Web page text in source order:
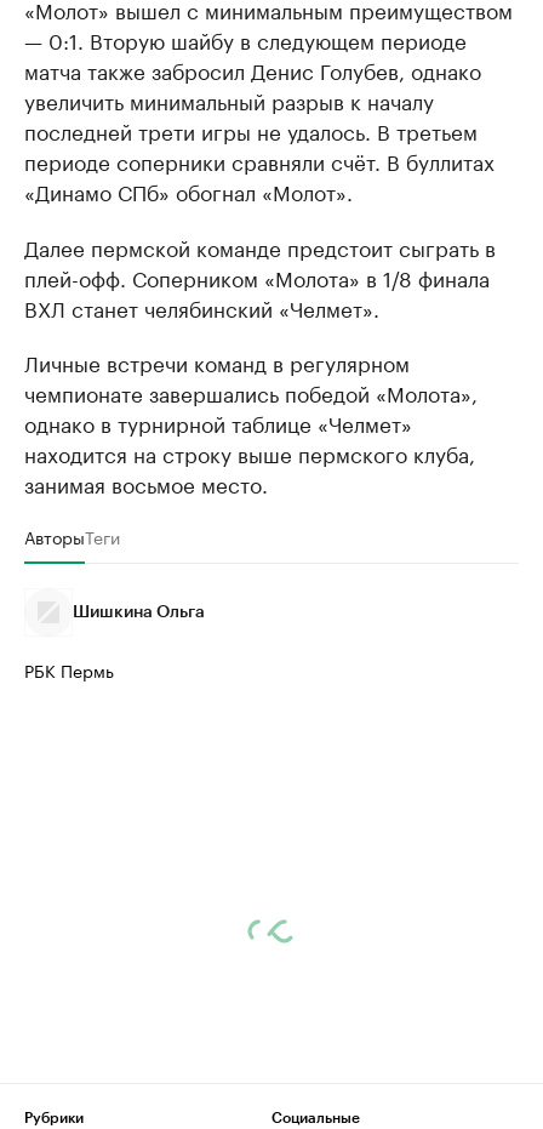
«Молот» вышел с минимальным преимуществом
— 0:1. Вторую шайбу в следующем периоде
матча также забросил Денис Голубев, однако
увеличить минимальный разрыв к началу
последней трети игры не удалось. В третьем
периоде соперники сравняли счёт. В буллитах
«Динамо СПб» обогнал «Молот».
Далее пермской команде предстоит сыграть в
плей-офф. Соперником «Молота» в 1/8 финала
ВХЛ станет челябинский «Челмет».
Личные встречи команд в регулярном
чемпионате завершались победой «Молота»,
однако в турнирной таблице «Челмет»
находится на строку выше пермского клуба,
занимая восьмое место.
АвторыТеги
Шишкина Ольга
РБК Пермь
Рубрики
Социальные